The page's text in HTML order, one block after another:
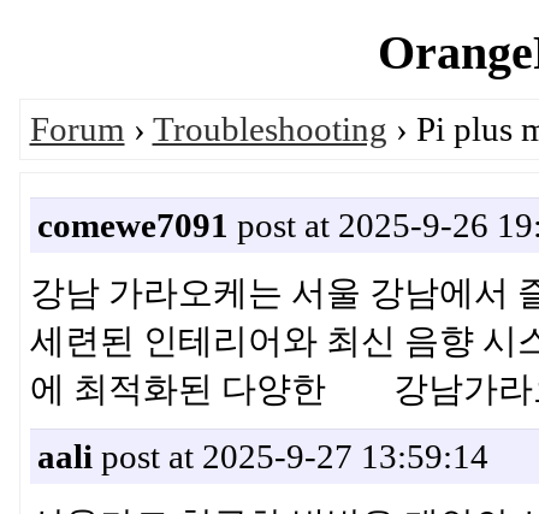
Forum › Troubleshooting › Pi plus
comewe7091 post at 2025-9-26
강남 가라오케는 서울 강남에서
세련된 인테리어와 최신 음향 시
에 최적화된 다양한 강남가라
aali post at 2025-9-27 13:59:14